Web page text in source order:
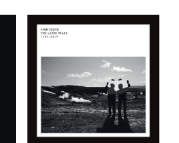
(VINYL)